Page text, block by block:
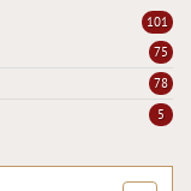
101
75
78
5